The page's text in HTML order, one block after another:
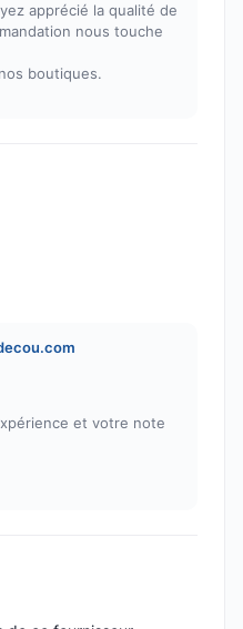
apprécié la qualité de
nous touche
boutiques.
et votre note